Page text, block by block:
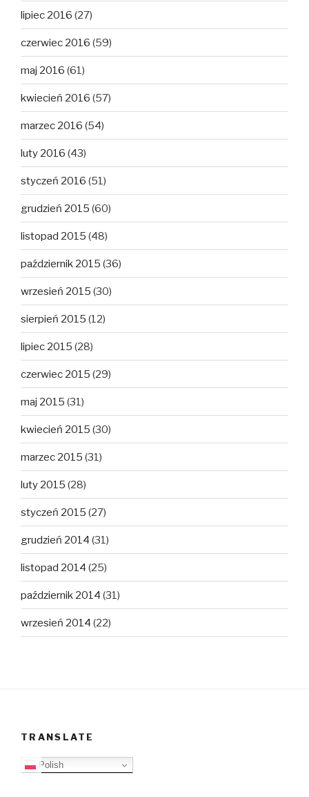
lipiec 2016 (27)
czerwiec 2016 (59)
maj 2016 (61)
kwiecień 2016 (57)
marzec 2016 (54)
luty 2016 (43)
styczeń 2016 (51)
grudzień 2015 (60)
listopad 2015 (48)
październik 2015 (36)
wrzesień 2015 (30)
sierpień 2015 (12)
lipiec 2015 (28)
czerwiec 2015 (29)
maj 2015 (31)
kwiecień 2015 (30)
marzec 2015 (31)
luty 2015 (28)
styczeń 2015 (27)
grudzień 2014 (31)
listopad 2014 (25)
październik 2014 (31)
wrzesień 2014 (22)
TRANSLATE
Polish